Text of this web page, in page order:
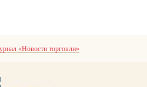
«Новости торговли»